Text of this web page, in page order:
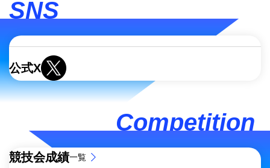
SNS
公式X
Competition
競技会成績一覧